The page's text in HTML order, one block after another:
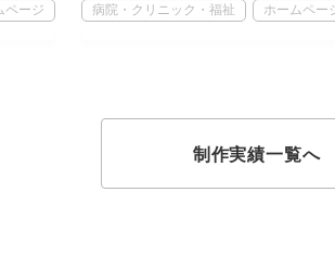
ページ 病院・クリニック・福祉 ホームペー
制作実績一覧へ